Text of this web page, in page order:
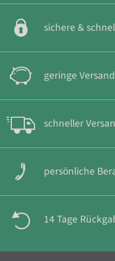
sichere &
geringe
schneller
persönliche
14 Tage